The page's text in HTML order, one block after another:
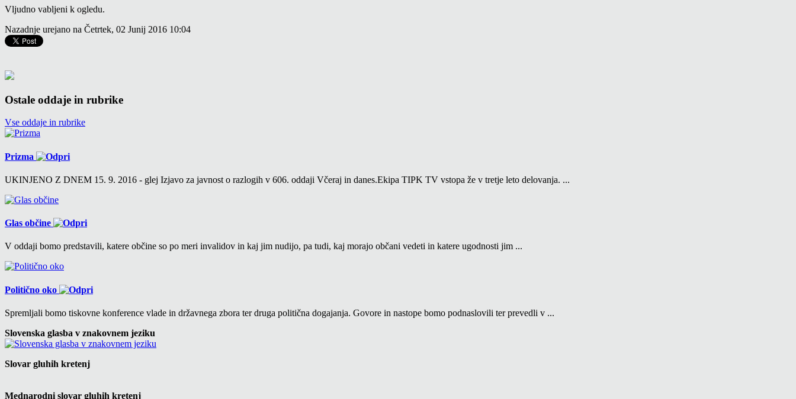
Vljudno vabljeni k ogledu.
Nazadnje urejano na Četrtek, 02 Junij 2016 10:04
Ostale oddaje in rubrike
Vse oddaje in rubrike
Prizma
UKINJENO Z DNEM 15. 9. 2016 - glej Izjavo za javnost o razlogih v 606. oddaji Včeraj in danes.Ekipa TIPK TV vstopa že v tretje leto delovanja. ...
Glas občine
V oddaji bomo predstavili, katere občine so po meri invalidov in kaj jim nudijo, pa tudi, kaj morajo občani vedeti in katere ugodnosti jim ...
Politično oko
Spremljali bomo tiskovne konference vlade in državnega zbora ter druga politična dogajanja. Govore in nastope bomo podnaslovili ter prevedli v ...
Slovenska glasba v znakovnem jeziku
Slovar gluhih kretenj
Mednarodni slovar gluhih kretenj